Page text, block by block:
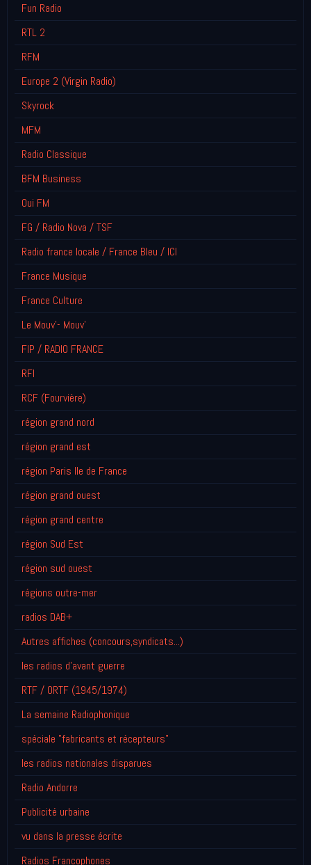
Fun Radio
RTL 2
RFM
Europe 2 (Virgin Radio)
Skyrock
MFM
Radio Classique
BFM Business
Oui FM
FG / Radio Nova / TSF
Radio france locale / France Bleu / ICI
France Musique
France Culture
Le Mouv'- Mouv'
FIP / RADIO FRANCE
RFI
RCF (Fourvière)
région grand nord
région grand est
région Paris Ile de France
région grand ouest
région grand centre
région Sud Est
région sud ouest
régions outre-mer
radios DAB+
Autres affiches (concours,syndicats...)
les radios d'avant guerre
RTF / ORTF (1945/1974)
La semaine Radiophonique
spéciale "fabricants et récepteurs"
les radios nationales disparues
Radio Andorre
Publicité urbaine
vu dans la presse écrite
Radios Francophones